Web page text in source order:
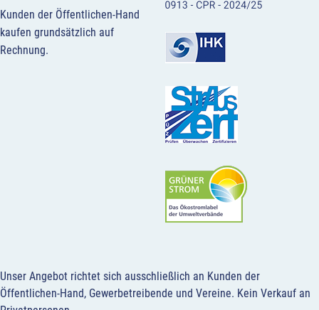
Kunden der Öffentlichen-Hand
kaufen grundsätzlich auf
Rechnung.
Unser Angebot richtet sich ausschließlich an Kunden der
Öffentlichen-Hand, Gewerbetreibende und Vereine. Kein Verkauf an